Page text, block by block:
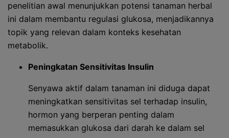
penelitian awal menunjukkan potensi tanaman herbal
ini dalam membantu regulasi glukosa, menjadikannya
topik yang relevan dalam konteks kesehatan
metabolik.
Peningkatan Sensitivitas Insulin
Senyawa aktif dalam tanaman ini diduga dapat
meningkatkan sensitivitas sel terhadap insulin,
hormon yang berperan penting dalam
memasukkan glukosa dari darah ke dalam sel